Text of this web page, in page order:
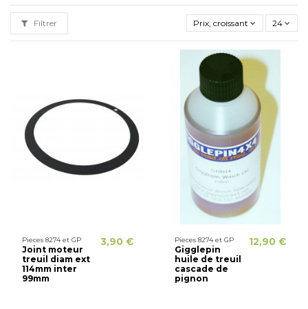
Filtrer Prix, croissant 24
Pieces 8274 et GP
Joint moteur
treuil diam ext
114mm inter
99mm
3,90 € Pieces 8274 et GP
Gigglepin
huile de treuil
cascade de
pignon
12,90 €